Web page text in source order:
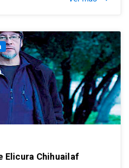
Elicura Chihuailaf